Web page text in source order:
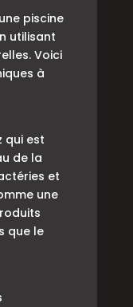
piscine
utilisant
Voici
à
qui est
de la
et
une
que le